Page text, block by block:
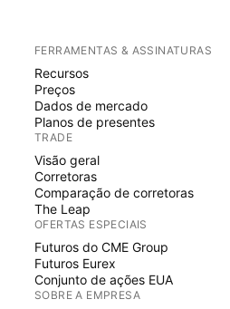
FERRAMENTAS & ASSINATURAS
Recursos
Preços
Dados de mercado
Planos de presentes
TRADE
Visão geral
Corretoras
Comparação de corretoras
The Leap
OFERTAS ESPECIAIS
Futuros do CME Group
Futuros Eurex
Conjunto de ações EUA
SOBRE A EMPRESA